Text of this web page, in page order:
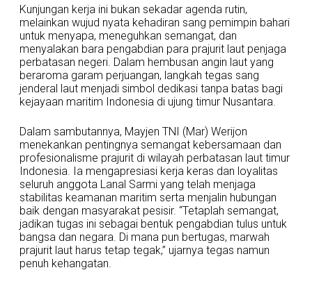
Kunjungan kerja ini bukan sekadar agenda rutin,
melainkan wujud nyata kehadiran sang pemimpin bahari
untuk menyapa, meneguhkan semangat, dan
menyalakan bara pengabdian para prajurit laut penjaga
perbatasan negeri. Dalam hembusan angin laut yang
beraroma garam perjuangan, langkah tegas sang
jenderal laut menjadi simbol dedikasi tanpa batas bagi
kejayaan maritim Indonesia di ujung timur Nusantara.
Dalam sambutannya, Mayjen TNI (Mar) Werijon
menekankan pentingnya semangat kebersamaan dan
profesionalisme prajurit di wilayah perbatasan laut timur
Indonesia. Ia mengapresiasi kerja keras dan loyalitas
seluruh anggota Lanal Sarmi yang telah menjaga
stabilitas keamanan maritim serta menjalin hubungan
baik dengan masyarakat pesisir. “Tetaplah semangat,
jadikan tugas ini sebagai bentuk pengabdian tulus untuk
bangsa dan negara. Di mana pun bertugas, marwah
prajurit laut harus tetap tegak,” ujarnya tegas namun
penuh kehangatan.